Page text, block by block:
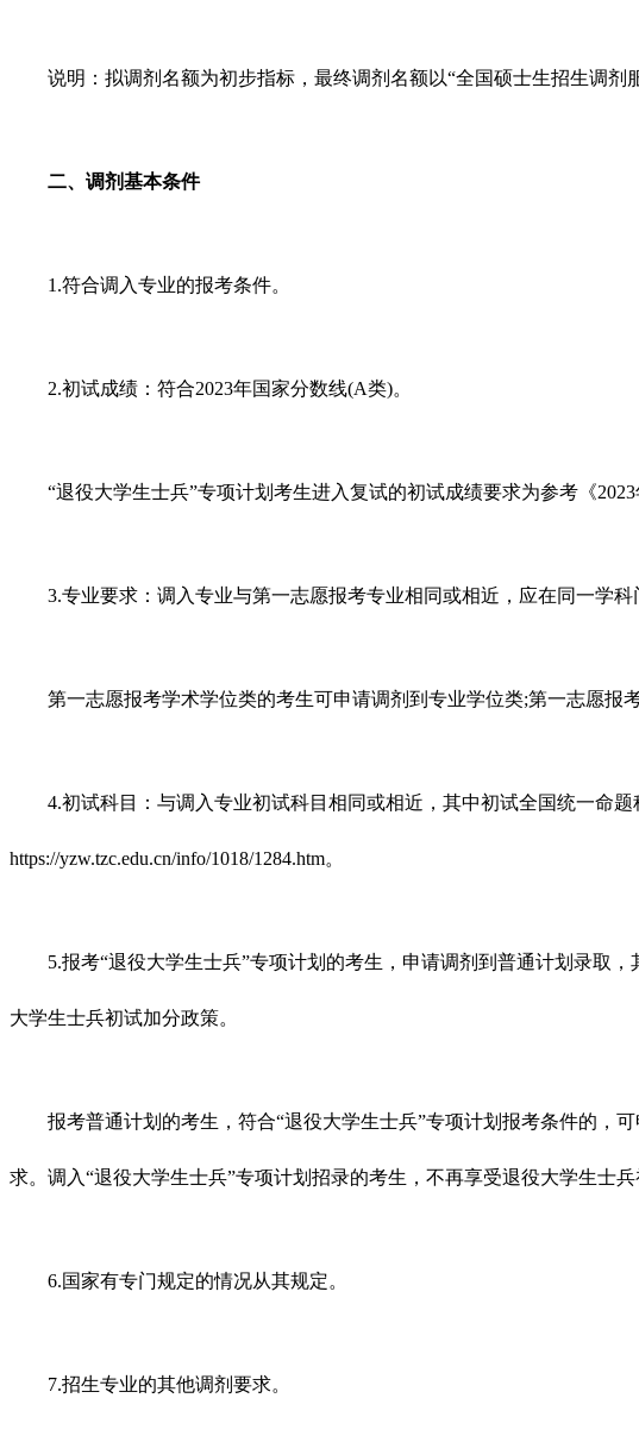
说明：拟调剂名额为初步指标，最终调剂名额以“全国硕士生招生调剂服
二、调剂基本条件
1.符合调入专业的报考条件。
2.初试成绩：符合2023年国家分数线(A类)。
“退役大学生士兵”专项计划考生进入复试的初试成绩要求为参考《2023
3.专业要求：调入专业与第一志愿报考专业相同或相近，应在同一学科
第一志愿报考学术学位类的考生可申请调剂到专业学位类;第一志愿报考
4.初试科目：与调入专业初试科目相同或相近，其中初试全国统一命题
https://yzw.tzc.edu.cn/info/1018/1284.htm。
5.报考“退役大学生士兵”专项计划的考生，申请调剂到普通计划录取，
大学生士兵初试加分政策。
报考普通计划的考生，符合“退役大学生士兵”专项计划报考条件的，可
求。调入“退役大学生士兵”专项计划招录的考生，不再享受退役大学生士兵
6.国家有专门规定的情况从其规定。
7.招生专业的其他调剂要求。